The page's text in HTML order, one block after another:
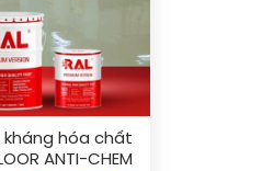
kháng hóa chất
ANTI-CHEM